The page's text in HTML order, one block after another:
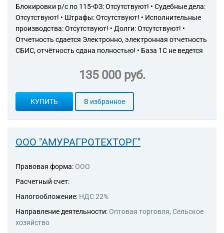
Блокировки р/с по 115-ФЗ: Отсутствуют! • Судебные дела:
Отсутствуют! • Штрафы: Отсутствуют! • Исполнительные
производства: Отсутствуют! • Долги: Отсутствуют! •
Отчетность сдается Электронно, электронная отчетность
СБИС, отчётность сдана полностью! • База 1С не ведется
135 000 руб.
КУПИТЬ В избранное
ООО "АМУРАГРОТЕХТОРГ"
Правовая форма: ООО
Расчетный счет:
Налогообложение: НДС 22%
Направление деятельности: Оптовая торговля, Сельское
хозяйство